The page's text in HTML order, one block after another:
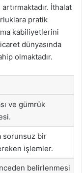
artırmaktadır. İthalat
pratik
kabiliyetlerini
dünyasında
olmaktadır.
ve gümrük
sorunsuz bir
işlemler.
belirlenmesi